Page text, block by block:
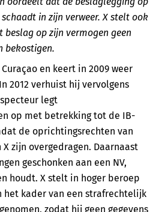
in zijn verweer. X stelt ook
beslag op zijn vermogen geen
bekostigen.
en keert in 2009 weer
2012 verhuist hij vervolgens
legt
op met betrekking tot de IB-
de oprichtingsrechten van
X zijn overgedragen. Daarnaast
geschonken aan een NV,
houdt. X stelt in hoger beroep
kader van een strafrechtelijk
zodat hij geen gegevens